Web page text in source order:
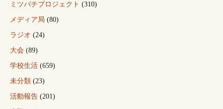
ミツバチプロジェクト (310)
メディア局 (80)
ラジオ (24)
大会 (89)
学校生活 (659)
未分類 (23)
活動報告 (201)